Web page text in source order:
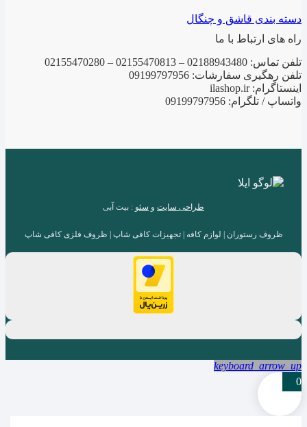
دسته بندی قاشق و چنگال
راه های ارتباط با ما
تلفن تماس: 02188943480 – 02155470813 – 02155470280
تلفن رهگیری سفارشات: 09199797956
اینستاگرام: ilashop.ir
واتساپ / تلگرام: 09199797956
طراحی سایت و سئو : بیت آبی
ظروف رستوران | لوازم کافه | تجهیزات کافی شاپ | ظروف فلزی کافی شاپ
keyboard_arrow_up
0